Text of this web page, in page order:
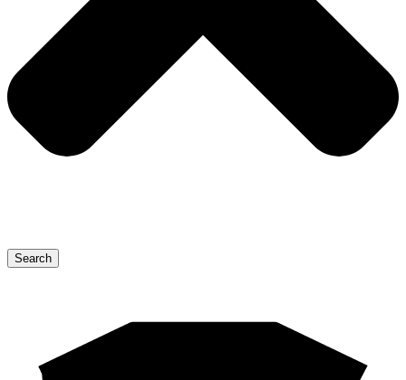
Search